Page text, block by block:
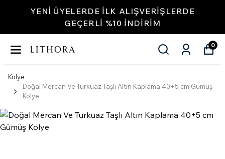
YENI ÜYELERDE İLK ALIŞVERIŞLERDE
GEÇERLI %10 INDIRIM
0
Kolye
Doğal Mercan Ve Turkuaz Taşlı Altın Kaplama 40+5 cm Gümüş
Kolye